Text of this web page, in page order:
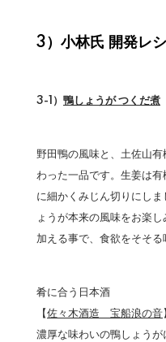
3）小林氏 開発レ
3-1） 鴨しょうが つくだ煮
野田鴨の風味と、土佐山
わった一品です。生姜は
に細かくみじん切りにし
ょうが本来の風味をお楽
加える事で、食欲をそそる
肴に合う日本酒
【佐々木酒造 宝船浪の音
濃厚な味わいの鴨しょう